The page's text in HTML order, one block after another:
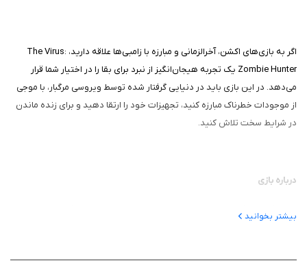
اگر به بازی‌های اکشن، آخرالزمانی و مبارزه با زامبی‌ها علاقه دارید، The Virus:
Zombie Hunter یک تجربه هیجان‌انگیز از نبرد برای بقا را در اختیار شما قرار
می‌دهد. در این بازی باید در دنیایی گرفتار شده توسط ویروسی مرگبار، با موجی
از موجودات خطرناک مبارزه کنید، تجهیزات خود را ارتقا دهید و برای زنده ماندن
در شرایط سخت تلاش کنید.
درباره بازی
بیشتر بخوانید